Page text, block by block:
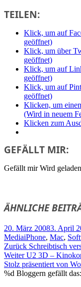
TEILEN:
Klick, um auf
geöffnet)
Klick, um über
geöffnet)
Klick, um auf
geöffnet)
Klick, um auf
geöffnet)
Klicken, um
(Wird in neuem
Klicken zum
GEFÄLLT MIR:
Gefällt mir Wird
ÄHNLICHE
Veröffentlicht
am
20. März 20083. April
MediaSchlagwörter
iPhone, Mac,
Zurück Vorheriger
Beitrag:
Schreibtisch
Weiter Nächster
Beitrag:
U2 3D –
Stolz präsentiert von
%d Bloggern gefällt das: